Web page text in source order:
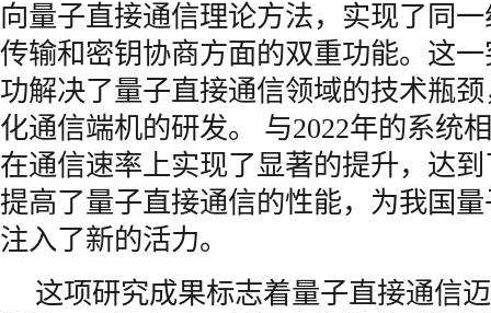
向量子直接通信理论方法，实现了同
传输和密钥协商方面的双重功能。这
功解决了量子直接通信领域的技术瓶
化通信端机的研发。 与2022年的系统
在通信速率上实现了显著的提升，达
提高了量子直接通信的性能，为我国
注入了新的活力。
这项研究成果标志着量子直接通信